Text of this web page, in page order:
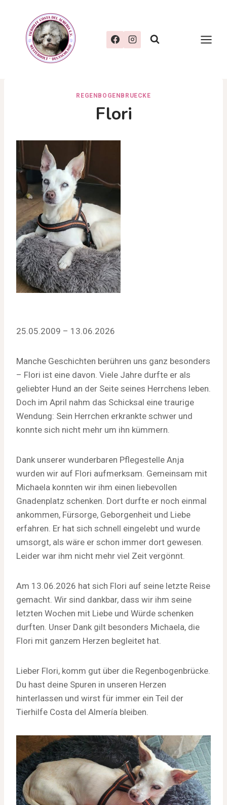
springen
REGENBOGENBRUECKE
Flori
25.05.2009 – 13.06.2026
Manche Geschichten berühren uns ganz besonders
– Flori ist eine davon. Viele Jahre durfte er als
geliebter Hund an der Seite seines Herrchens leben.
Doch im April nahm das Schicksal eine traurige
Wendung: Sein Herrchen erkrankte schwer und
konnte sich nicht mehr um ihn kümmern.
Dank unserer wunderbaren Pflegestelle Anja
wurden wir auf Flori aufmerksam. Gemeinsam mit
Michaela konnten wir ihm einen liebevollen
Gnadenplatz schenken. Dort durfte er noch einmal
ankommen, Fürsorge, Geborgenheit und Liebe
erfahren. Er hat sich schnell eingelebt und wurde
umsorgt, als wäre er schon immer dort gewesen.
Leider war ihm nicht mehr viel Zeit vergönnt.
Am 13.06.2026 hat sich Flori auf seine letzte Reise
gemacht. Wir sind dankbar, dass wir ihm seine
letzten Wochen mit Liebe und Würde schenken
durften. Unser Dank gilt besonders Michaela, die
Flori mit ganzem Herzen begleitet hat.
Lieber Flori, komm gut über die Regenbogenbrücke.
Du hast deine Spuren in unseren Herzen
hinterlassen und wirst für immer ein Teil der
Tierhilfe Costa del Almería bleiben.